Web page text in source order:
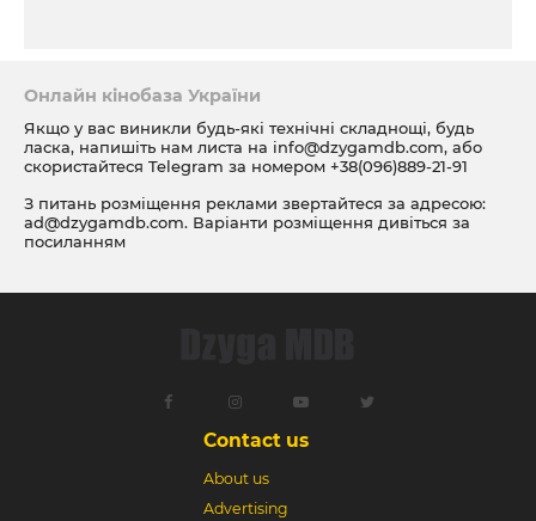
Онлайн кінобаза України
Якщо у вас виникли будь-які технічні складнощі, будь
ласка, напишіть нам листа на info@dzygamdb.com, або
скористайтеся Telegram за номером +38(096)889-21-91
З питань розміщення реклами звертайтеся за адресою:
ad@dzygamdb.com. Варіанти розміщення дивіться за
посиланням
Contact us
About us
Advertising